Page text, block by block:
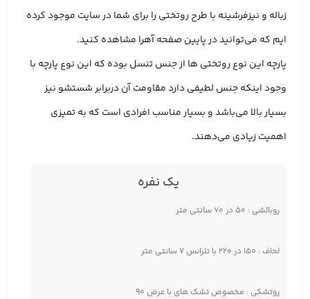
زباله و نیزفرشینه با طرح روتختی را برای شما در سایت موجود کرده
ایم که می‌توانید در پایین صفحه آهرا مشاهده کنید.
پارچه این نوع روتختی ها از جنس تنسل بوده که این نوع پارچه با
وجود اینکه جنس لطیفی دارد مقاومت آن دربرابر شستشو نیز
بسیار بالا می‌باشد و بسیار مناسب افرادی است که به تمیزی
اهمیت زیادی می‌دهند.
یک نفره
روبالشی : ۵۰ در ۷۰ سانتی متر
لحاف : ۱۵۰ در ۲۲۰ با تلرانس ۷ سانتی متر
روتشکی : مخصوص تشک های با عرض ۹۰